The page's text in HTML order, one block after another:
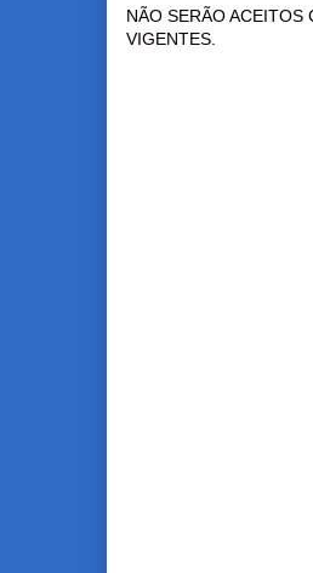
NÃO SERÃO ACEITOS
VIGENTES.